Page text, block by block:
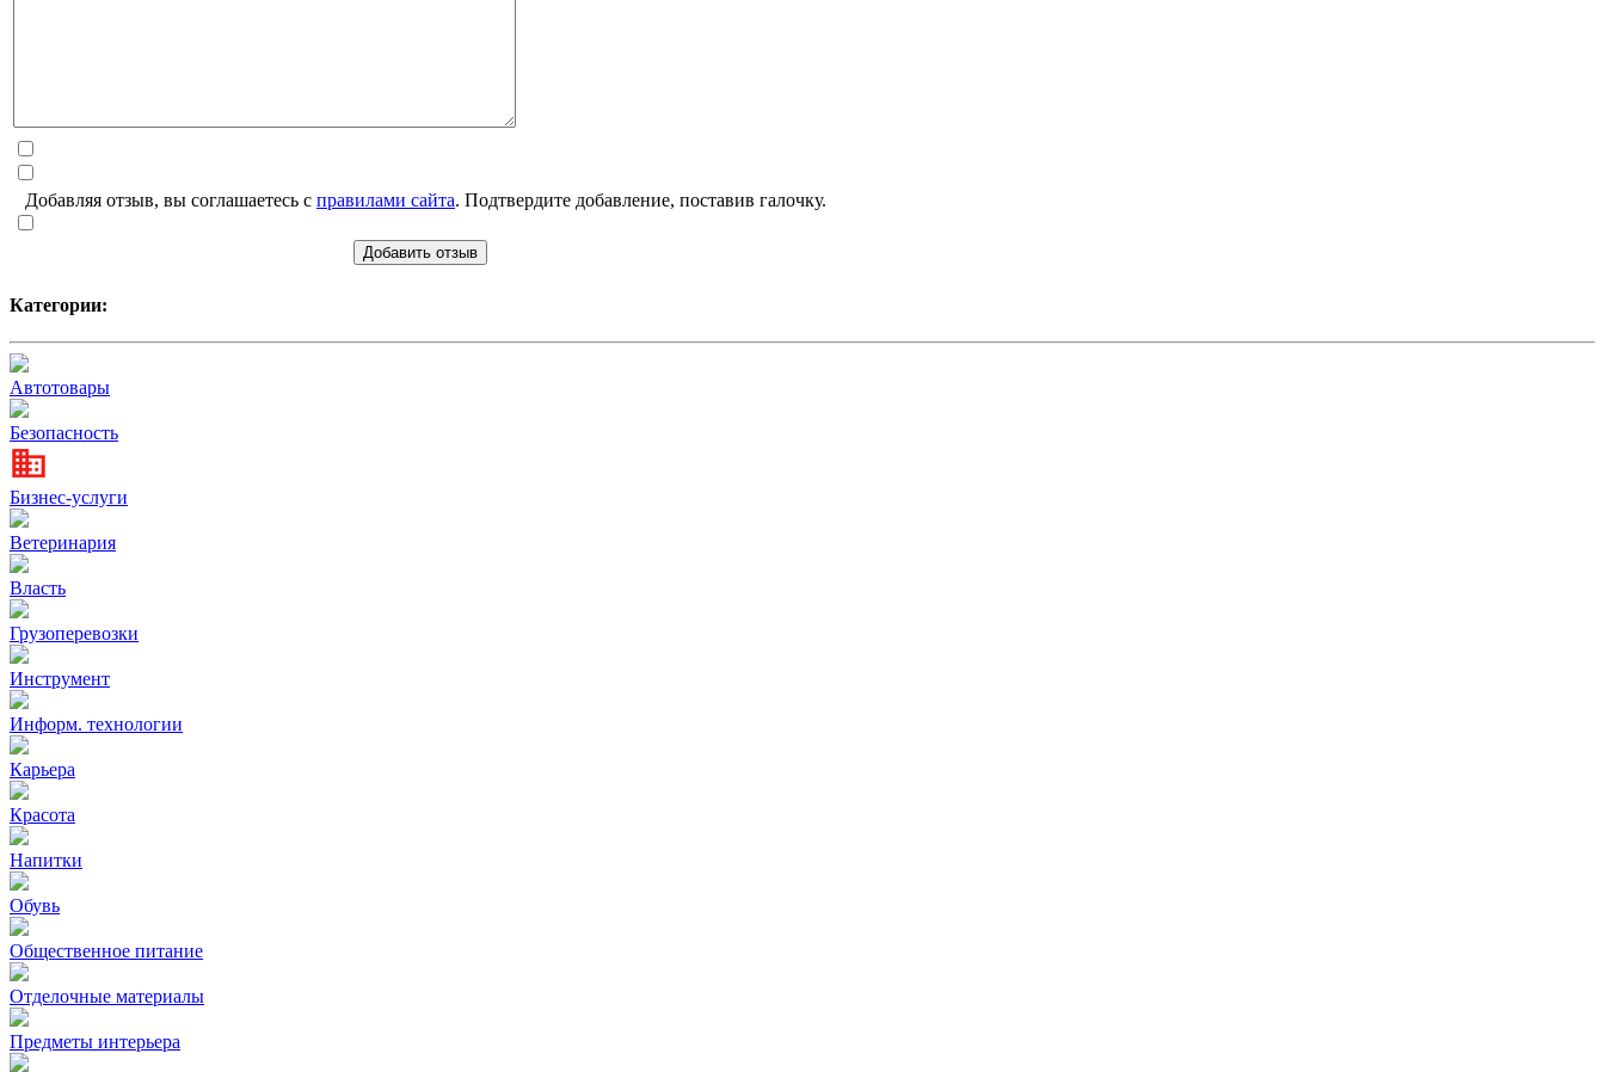
Добавляя отзыв, вы соглашаетесь с правилами сайта. Подтвердите добавление, поставив галочку.
Добавить отзыв
Категории:
Автотовары
Безопасность
Бизнес-услуги
Ветеринария
Власть
Грузоперевозки
Инструмент
Информ. технологии
Карьера
Красота
Напитки
Обувь
Общественное питание
Отделочные материалы
Предметы интерьера